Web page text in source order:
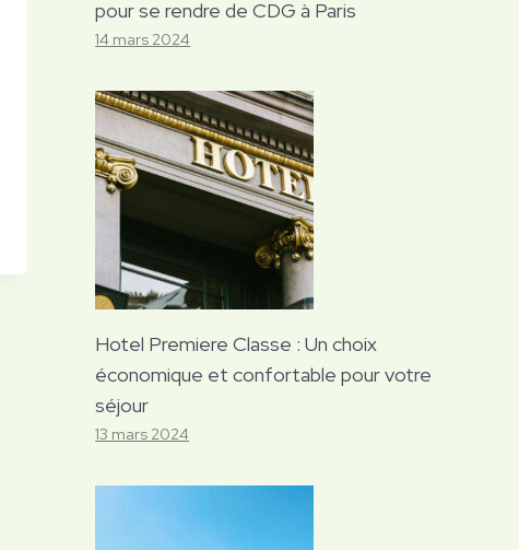
pour se rendre de CDG à Paris
14 mars 2024
Hotel Premiere Classe : Un choix
économique et confortable pour votre
séjour
13 mars 2024